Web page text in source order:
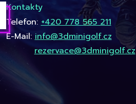
Kontakty
Telefon:+420 778 565 211
E-Mail:info@3dminigolf.cz
rezervace@3dminigolf.cz